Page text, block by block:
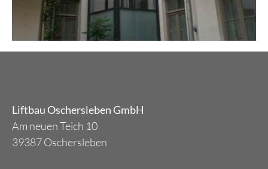
Liftbau Oschersleben GmbH
Am neuen Teich 10
39387 Oschersleben